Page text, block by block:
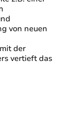
von neuen
der
vertieft das